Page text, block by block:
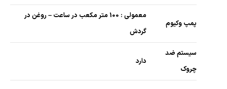
پمپ وکیوم
معمولی : 100 متر مکعب در ساعت – روغن در
گردش
سیستم ضد
چروک
دارد